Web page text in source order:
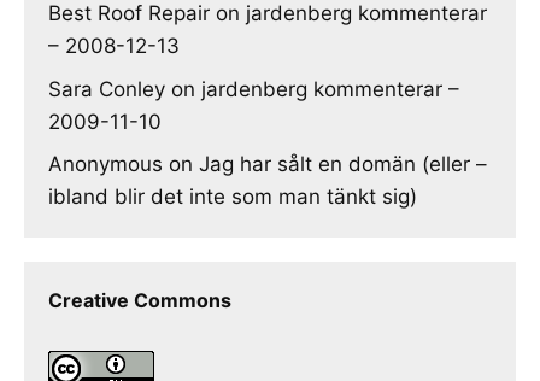
Best Roof Repair on jardenberg kommenterar
– 2008-12-13
Sara Conley on jardenberg kommenterar –
2009-11-10
Anonymous on Jag har sålt en domän (eller –
ibland blir det inte som man tänkt sig)
Creative Commons